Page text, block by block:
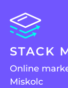
STACK
Online
Miskolc